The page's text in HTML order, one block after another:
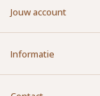
Jouw account
Informatie